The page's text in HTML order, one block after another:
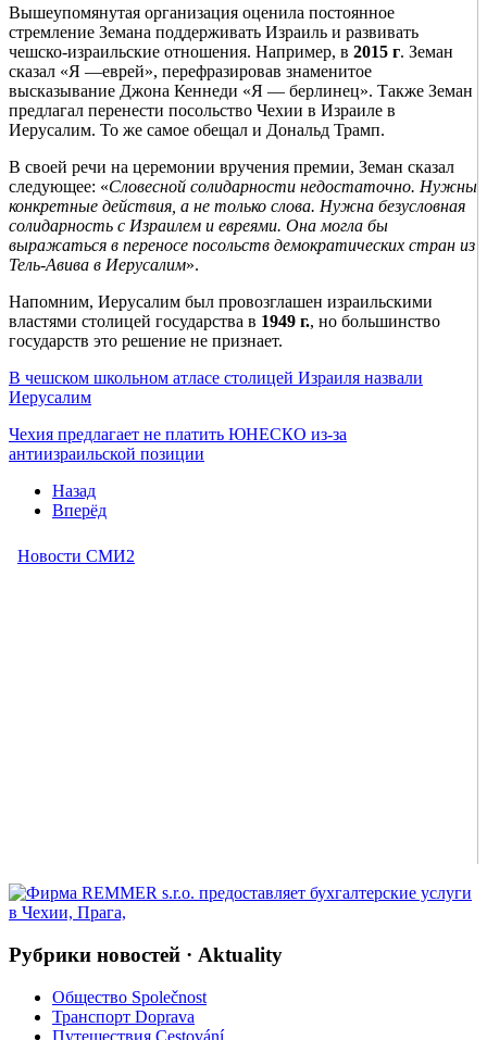
Вышеупомянутая организация оценила постоянное
стремление Земана поддерживать Израиль и развивать
чешско-израильские отношения. Например, в 2015 г. Земан
сказал «Я —еврей», перефразировав знаменитое
высказывание Джона Кеннеди «Я — берлинец». Также Земан
предлагал перенести посольство Чехии в Израиле в
Иерусалим. То же самое обещал и Дональд Трамп.
В своей речи на церемонии вручения премии, Земан сказал
следующее: «Словесной солидарности недостаточно. Нужны
конкретные действия, а не только слова. Нужна безусловная
солидарность с Израилем и евреями. Она могла бы
выражаться в переносе посольств демократических стран из
Тель-Авива в Иерусалим».
Напомним, Иерусалим был провозглашен израильскими
властями столицей государства в 1949 г., но большинство
государств это решение не признает.
В чешском школьном атласе столицей Израиля назвали
Иерусалим
Чехия предлагает не платить ЮНЕСКО из-за
антиизраильской позиции
Назад
Вперёд
Рубрики новостей · Aktuality
Общество Společnost
Транспорт Doprava
Путешествия Cestování